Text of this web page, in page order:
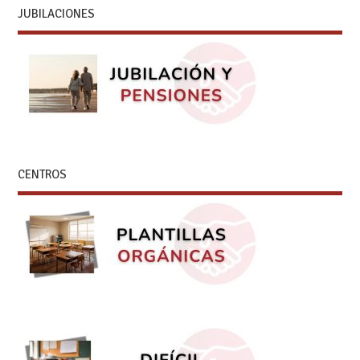
JUBILACIONES
CENTROS